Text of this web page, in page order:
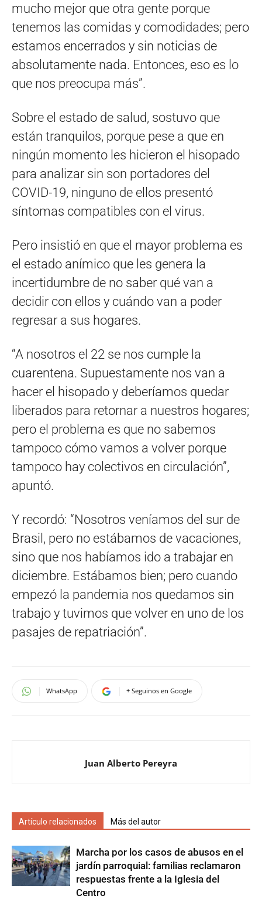
mucho mejor que otra gente porque
tenemos las comidas y comodidades; pero
estamos encerrados y sin noticias de
absolutamente nada. Entonces, eso es lo
que nos preocupa más”.
Sobre el estado de salud, sostuvo que
están tranquilos, porque pese a que en
ningún momento les hicieron el hisopado
para analizar sin son portadores del
COVID-19, ninguno de ellos presentó
síntomas compatibles con el virus.
Pero insistió en que el mayor problema es
el estado anímico que les genera la
incertidumbre de no saber qué van a
decidir con ellos y cuándo van a poder
regresar a sus hogares.
“A nosotros el 22 se nos cumple la
cuarentena. Supuestamente nos van a
hacer el hisopado y deberíamos quedar
liberados para retornar a nuestros hogares;
pero el problema es que no sabemos
tampoco cómo vamos a volver porque
tampoco hay colectivos en circulación”,
apuntó.
Y recordó: “Nosotros veníamos del sur de
Brasil, pero no estábamos de vacaciones,
sino que nos habíamos ido a trabajar en
diciembre. Estábamos bien; pero cuando
empezó la pandemia nos quedamos sin
trabajo y tuvimos que volver en uno de los
pasajes de repatriación”.
WhatsApp + Seguinos en Google
Juan Alberto Pereyra
Artículo relacionados Más del autor
Marcha por los casos de abusos en el
jardín parroquial: familias reclamaron
respuestas frente a la Iglesia del
Centro